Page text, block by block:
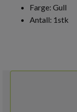
Farge: Gull
Antall: 1stk